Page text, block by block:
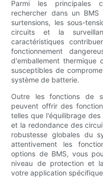
Parmi les principales
rechercher dans un
surtensions, les sous-
circuits et la
caractéristiques
fonctionnement
d'emballement thermique
susceptibles de
système de batterie.
Outre les fonctions de
peuvent offrir des
telles que l'équilibrage
et la redondance des
robustesse globales du
attentivement les
options de BMS, vous
niveau de protection et
votre application